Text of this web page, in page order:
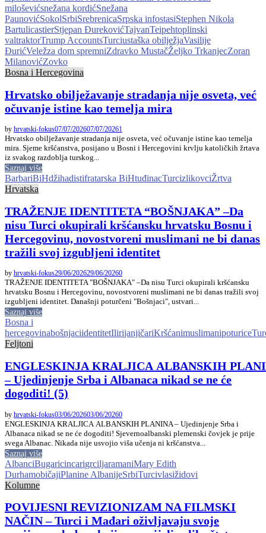
miloševićsnežana kordićSnežana
PaunovićSokolSrbiSrebrenicaSrpska infostasiStephen Nikola
BartulicastierStjepan ĐurekovićTajvanTeipehtoplinski
valtraktorTrump AccountsTurciustaška obilježjaVasilije
ĐurićVeležza dom spremniZdravko MustačŽeljko TrkanjecZoran
MilanovićZovko
Bosna i Hercegovina
Hrvatsko obilježavanje stradanja nije osveta, već
očuvanje istine kao temelja mira
by hrvatski-fokus07/07/202607/07/20261
Hrvatsko obilježavanje stradanja nije osveta, već očuvanje istine kao temelja
mira. Sjeme kršćanstva, posijano u Bosni i Hercegovini krvlju katoličkih žrtava
iz svakog razdoblja turskog...
Saznaj više
BarbariBiHdžihadistifratarska BiHtuđinacTurcizlikovciŽrtva
Hrvatska
TRAŽENJE IDENTITETA “BOŠNJAKA” –Da
nisu Turci okupirali kršćansku hrvatsku Bosnu i
Hercegovinu, novostvoreni muslimani ne bi danas
tražili svoj izgubljeni identitet
by hrvatski-fokus29/06/202629/06/20260
TRAŽENJE IDENTITETA "BOŠNJAKA" –Da nisu Turci okupirali kršćansku
hrvatsku Bosnu i Hercegovinu, novostvoreni muslimani ne bi danas tražili svoj
izgubljeni identitet. Današnji poturčeni "Bošnjaci", ustvari...
Saznaj više
Bosna i
hercegovinabošnjaciidentitetIlirijanjičariKršćanimuslimanipoturice
Feljtoni
ENGLESKINJA KRALJICA ALBANSKIH
– Ujedinjenje Srba i Albanaca nikad se ne će
dogoditi! (5)
by hrvatski-fokus03/06/202603/06/20260
ENGLESKINJA KRALJICA ALBANSKIH PLANINA – Ujedinjenje Srba i
Albanaca nikad se ne će dogoditi! Sjevernoalbanski plemenski čovjek je prije
svega Albanac. Nikada nije usvojio viša učenja ni kršćanstva...
Saznaj više
AlbanciBugaricincarigrciljaramaniMary Edith
DurhamobičajiPlanine AlbanijeSrbiTurcivlasižidovi
Kolumne
POVIJESNI REVIZIONIZAM NA FILMSKI
NAČIN – Turci i Mađari oživljavaju svoje